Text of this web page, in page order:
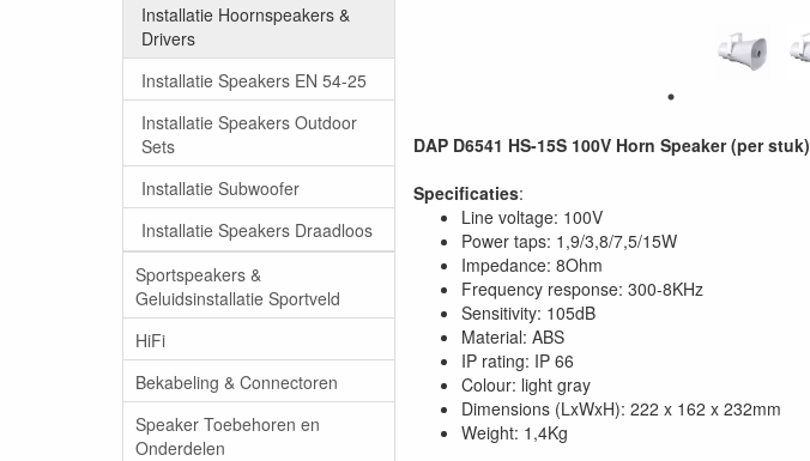
Installatie Hoornspeakers &
Drivers
Installatie Speakers EN 54-25
Installatie Speakers Outdoor
Sets
Installatie Subwoofer
Installatie Speakers Draadloos
Sportspeakers &
Geluidsinstallatie Sportveld
HiFi
Bekabeling & Connectoren
Speaker Toebehoren en
Onderdelen
DAP D6541 HS-15S 100V Horn Speaker (per stuk)
Specificaties:
Line voltage: 100V
Power taps: 1,9/3,8/7,5/15W
Impedance: 8Ohm
Frequency response: 300-8KHz
Sensitivity: 105dB
Material: ABS
IP rating: IP 66
Colour: light gray
Dimensions (LxWxH): 222 x 162 x 232mm
Weight: 1,4Kg